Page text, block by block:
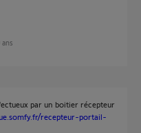
ans
par un boitier récepteur
recepteur-portail-